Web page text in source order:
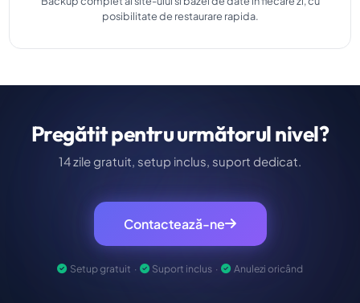
posibilitate de restaurare rapida.
Pregătit pentru următorul nivel?
14 zile gratuit, setup inclus, suport dedicat.
Contactează-ne
Setup gratuit · Suport inclus · Anulezi oricând